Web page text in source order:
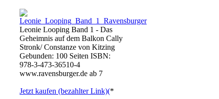
Leonie Looping Band 1 - Das
Geheimnis auf dem Balkon Cally
Stronk/ Constanze von Kitzing
Gebunden: 100 Seiten ISBN:
978-3-473-36510-4
www.ravensburger.de ab 7
Jetzt kaufen (bezahlter Link)(*